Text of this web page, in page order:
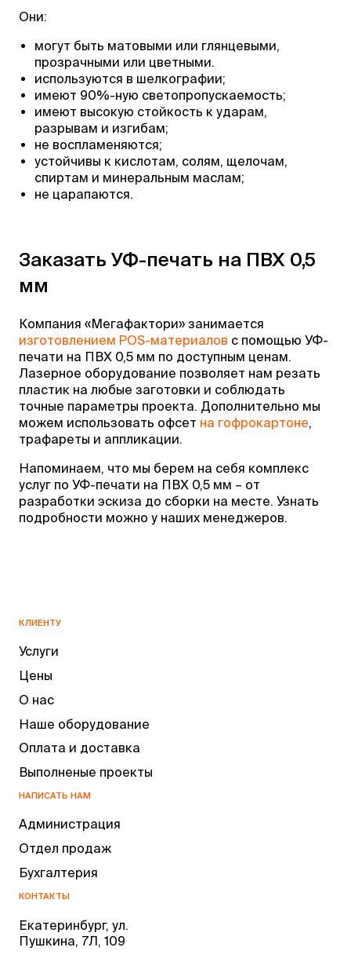
Они:
могут быть матовыми или глянцевыми,
прозрачными или цветными.
используются в шелкографии;
имеют 90%-ную светопропускаемость;
имеют высокую стойкость к ударам,
разрывам и изгибам;
не воспламеняются;
устойчивы к кислотам, солям, щелочам,
спиртам и минеральным маслам;
не царапаются.
Заказать УФ-печать на ПВХ 0,5
мм
Компания «Мегафактори» занимается
изготовлением POS-материалов с помощью УФ-
печати на ПВХ 0,5 мм по доступным ценам.
Лазерное оборудование позволяет нам резать
пластик на любые заготовки и соблюдать
точные параметры проекта. Дополнительно мы
можем использовать офсет на гофрокартоне,
трафареты и аппликации.
Напоминаем, что мы берем на себя комплекс
услуг по УФ-печати на ПВХ 0,5 мм – от
разработки эскиза до сборки на месте. Узнать
подробности можно у наших менеджеров.
КЛИЕНТУ
Услуги
Цены
О нас
Наше оборудование
Оплата и доставка
Выполненые проекты
НАПИСАТЬ НАМ
Администрация
Отдел продаж
Бухгалтерия
КОНТАКТЫ
Екатеринбург, ул.
Пушкина, 7Л, 109